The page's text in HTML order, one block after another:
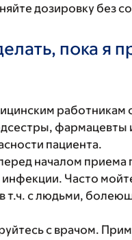
дозировку без
пока я
работникам
фармацевты
пациента.
началом приема
Часто
т.ч. с людьми,
с врачом.